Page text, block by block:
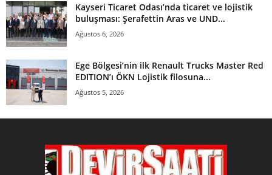
Kayseri Ticaret Odası’nda ticaret ve lojistik
buluşması: Şerafettin Aras ve UND...
Ağustos 6, 2026
Ege Bölgesi’nin ilk Renault Trucks Master Red
EDITION’ı ÖKN Lojistik filosuna...
Ağustos 5, 2026